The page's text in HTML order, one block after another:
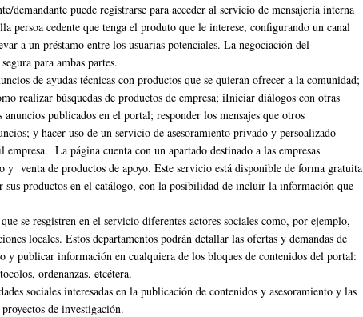
demandante puede registrarse para acceder al servicio de mensajería interna
persoa cedente que tenga el produto que le interese, configurando un canal
a un préstamo entre los usuarias potenciales. La negociación del
para ambas partes.
de ayudas técnicas con productos que se quieran ofrecer a la comunidad;
realizar búsquedas de productos de empresa; iIniciar diálogos con otras
anuncios publicados en el portal; responder los mensajes que otros
y hacer uso de un servicio de asesoramiento privado y persoalizado
La página cuenta con un apartado destinado a las empresas
y venta de productos de apoyo. Este servicio está disponible de forma gratuita
sus productos en el catálogo, con la posibilidad de incluir la información que
se resgistren en el servicio diferentes actores sociales como, por ejemplo,
locales. Estos departamentos podrán detallar las ofertas y demandas de
y publicar información en cualquiera de los bloques de contenidos del portal:
ordenanzas, etcétera.
sociales interesadas en la publicación de contenidos y asesoramiento y las
de investigación.